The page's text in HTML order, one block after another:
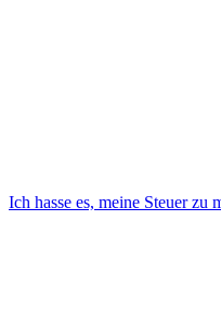
Ich hasse es, meine Steuer zu